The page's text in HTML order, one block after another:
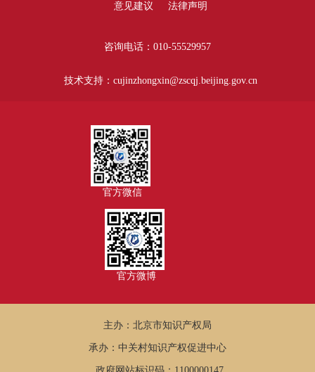
意见建议 法律声明
咨询电话：010-55529957
技术支持：cujinzhongxin@zscqj.beijing.gov.cn
官方微信
官方微博
主办：北京市知识产权局
承办：中关村知识产权促进中心